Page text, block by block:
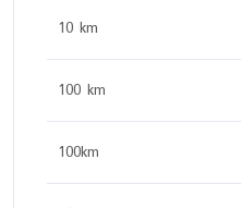
10 km
100 km
100km